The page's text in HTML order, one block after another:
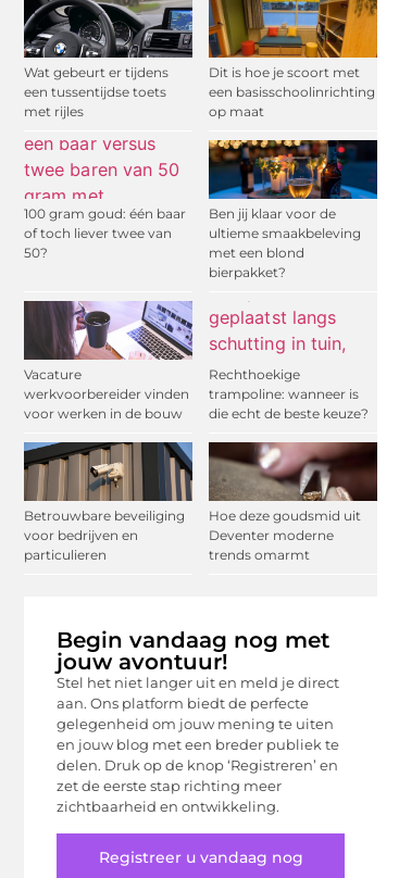
Wat gebeurt er tijdens
een tussentijdse toets
met rijles
Dit is hoe je scoort met
een basisschoolinrichting
op maat
100 gram goud: één baar
of toch liever twee van
50?
Ben jij klaar voor de
ultieme smaakbeleving
met een blond
bierpakket?
Vacature
werkvoorbereider vinden
voor werken in de bouw
Rechthoekige
trampoline: wanneer is
die echt de beste keuze?
Betrouwbare beveiliging
voor bedrijven en
particulieren
Hoe deze goudsmid uit
Deventer moderne
trends omarmt
Begin vandaag nog met
jouw avontuur!
Stel het niet langer uit en meld je direct
aan. Ons platform biedt de perfecte
gelegenheid om jouw mening te uiten
en jouw blog met een breder publiek te
delen. Druk op de knop ‘Registreren’ en
zet de eerste stap richting meer
zichtbaarheid en ontwikkeling.
Registreer u vandaag nog